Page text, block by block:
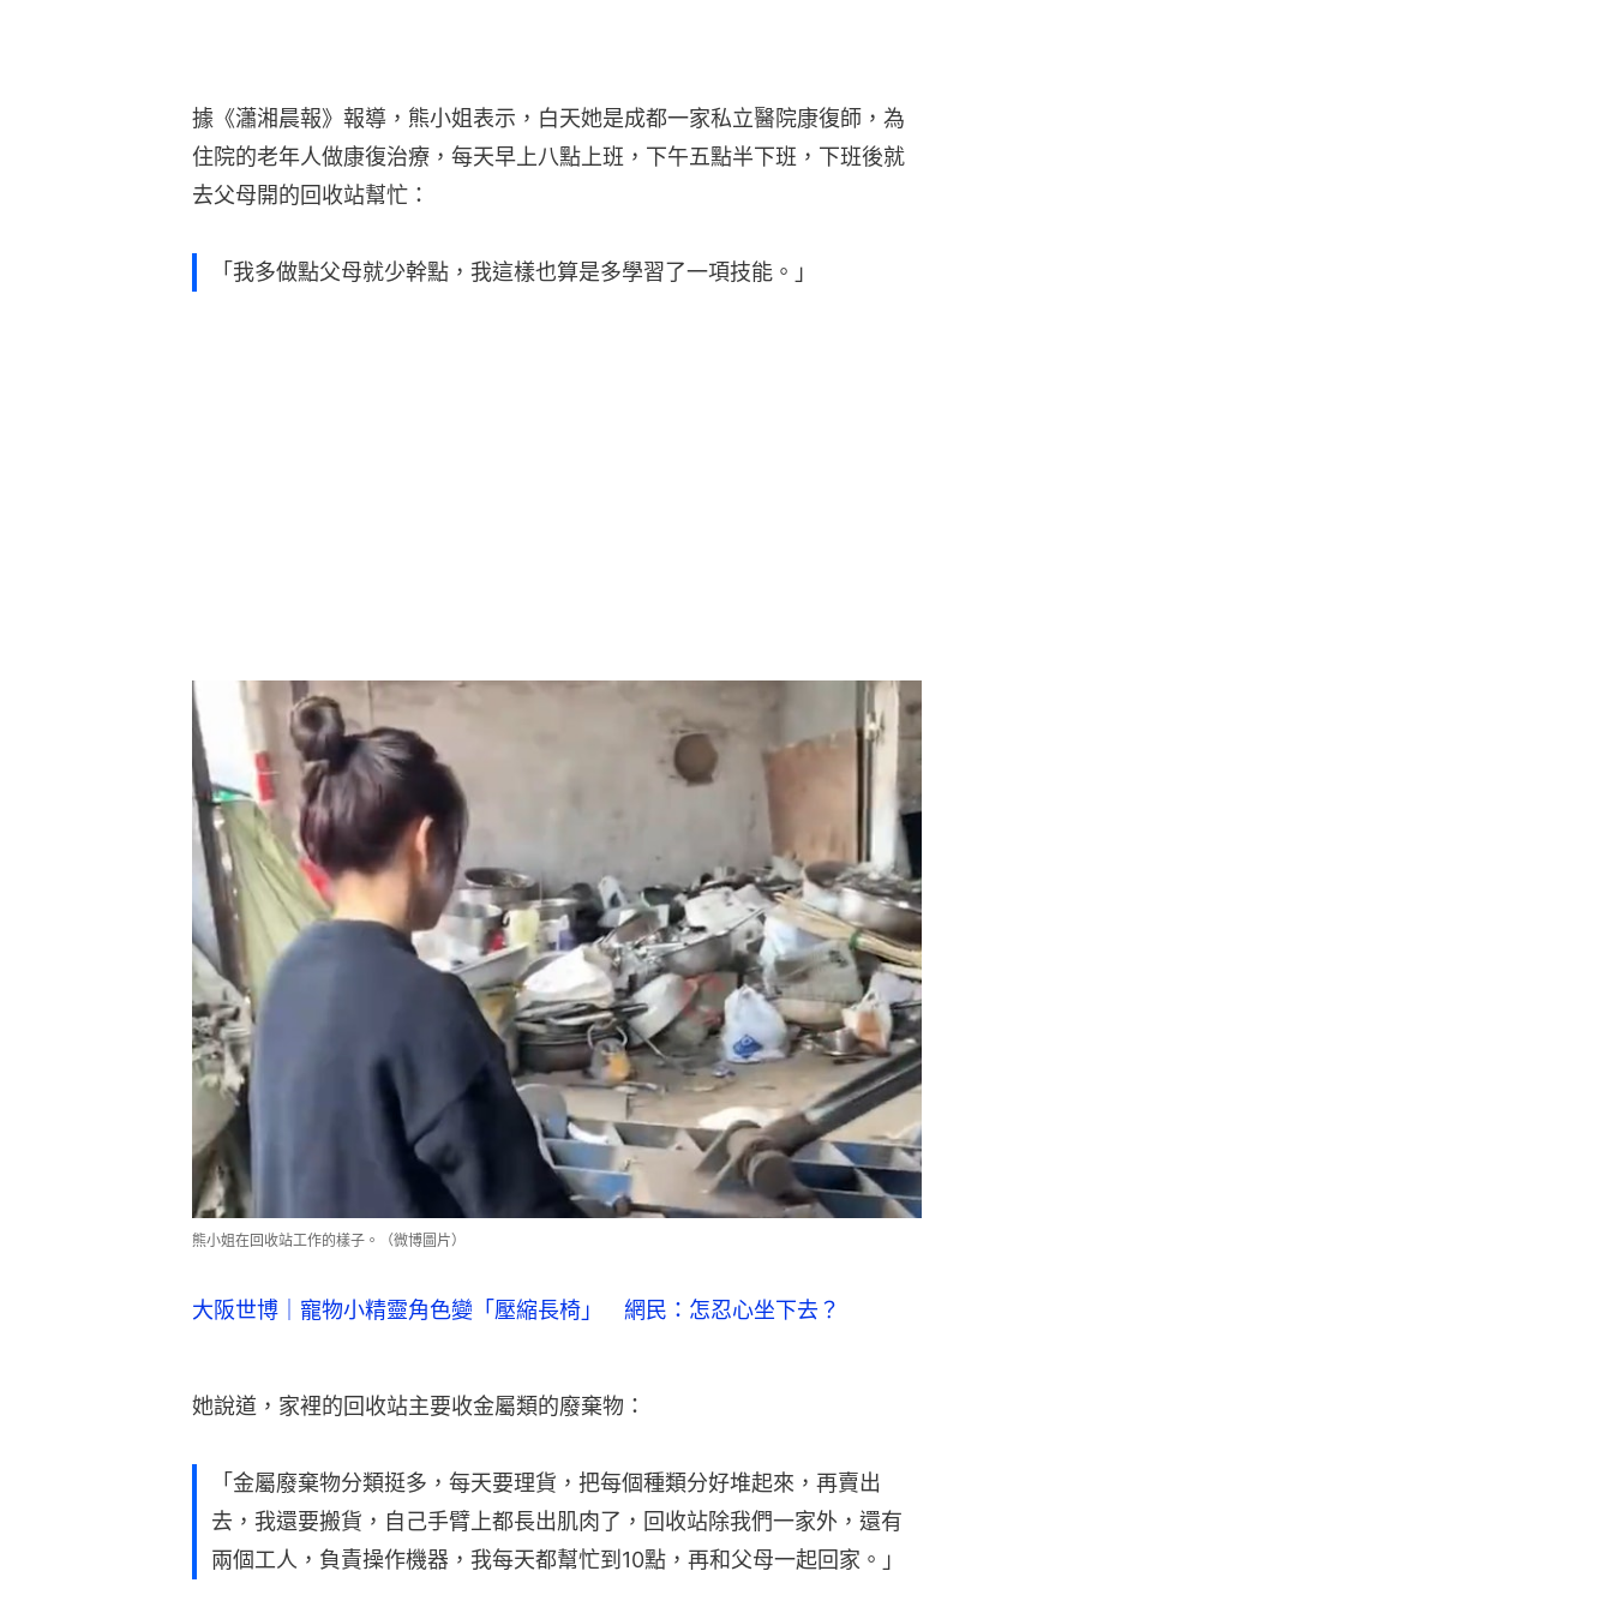
據《瀟湘晨報》報導，熊小姐表示，白天她是成都一家私立醫院康復師，為
住院的老年人做康復治療，每天早上八點上班，下午五點半下班，下班後就
去父母開的回收站幫忙：
「我多做點父母就少幹點，我這樣也算是多學習了一項技能。」
熊小姐在回收站工作的樣子。（微博圖片）
大阪世博｜寵物小精靈角色變「壓縮長椅」 網民：怎忍心坐下去？
她說道，家裡的回收站主要收金屬類的廢棄物：
「金屬廢棄物分類挺多，每天要理貨，把每個種類分好堆起來，再賣出
去，我還要搬貨，自己手臂上都長出肌肉了，回收站除我們一家外，還有
兩個工人，負責操作機器，我每天都幫忙到10點，再和父母一起回家。」